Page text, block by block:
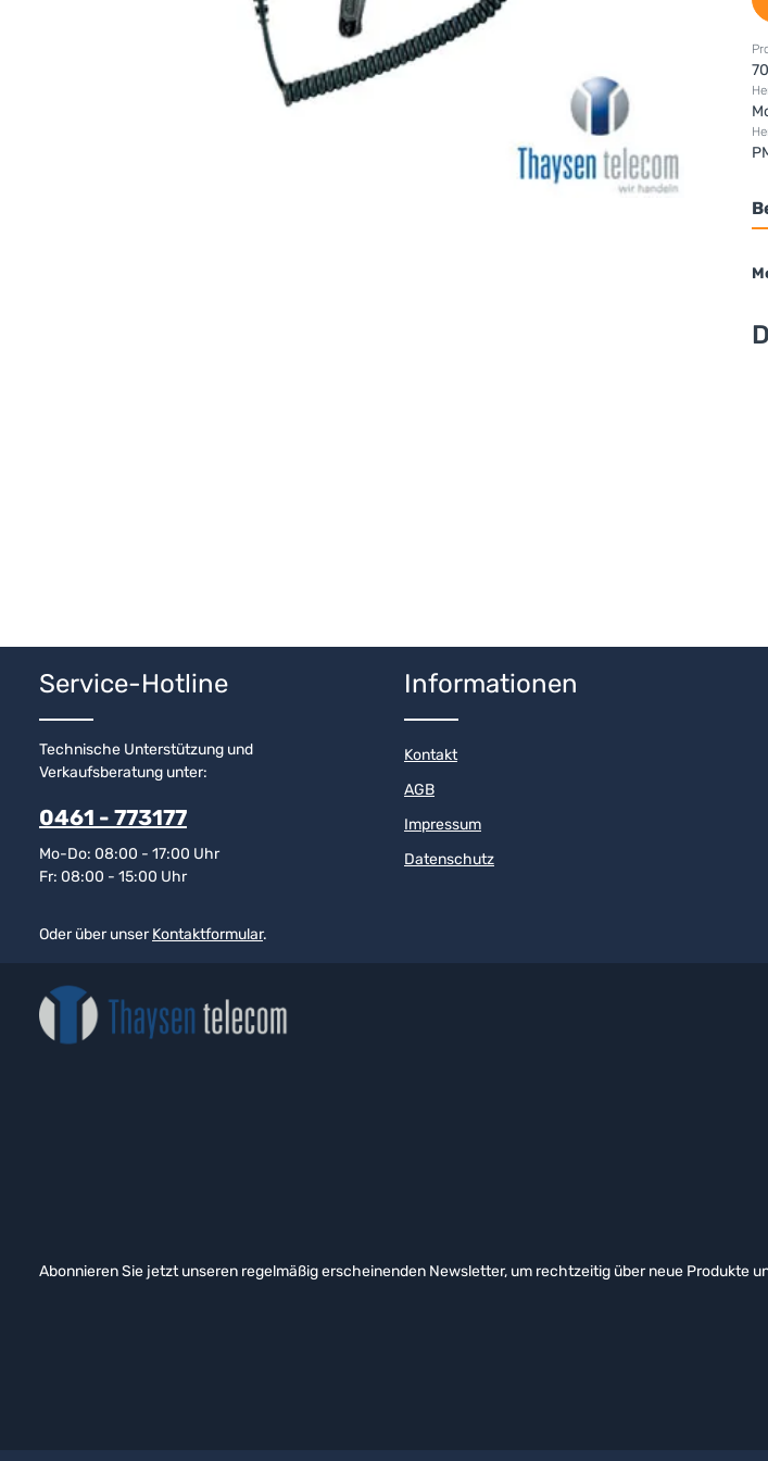
Service-Hotline
Technische Unterstützung und
Verkaufsberatung unter:
0461 - 773177
Mo-Do: 08:00 - 17:00 Uhr
Fr: 08:00 - 15:00 Uhr
Oder über unserKontaktformular.
Informationen
Kontakt
AGB
Impressum
Datenschutz
Abonnieren Sie jetzt unseren regelmäßig erscheinenden Newsletter, um rechtzeitig über neue Produkte